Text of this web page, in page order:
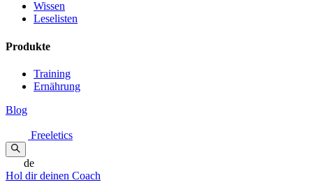
Wissen
Leselisten
Produkte
Training
Ernährung
Blog
Freeletics
de
Hol dir deinen Coach